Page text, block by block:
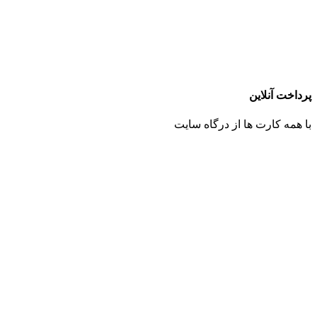
پرداخت آنلاین
با همه کارت ها از درگاه سایت